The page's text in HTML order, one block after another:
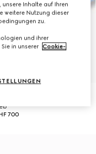
700
Inhalte auf Ihren
weitere Nutzung dieser
zu.
und ihrer
in unserer Cookie-